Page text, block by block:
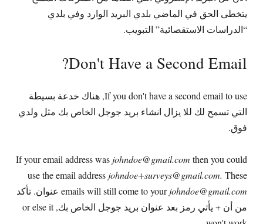
يتخطى الحق في الماضي بلدي البريد الوارد وفي بلدي
“الدراسات الاستقصائية” التبويب.
Don't Have a Second Email
?
If you don't have a second email to use, هناك خدعة بسيطة
التي تسمح لك للا يزال انشاء بريد جوجل الخاص بك مثل ولدي
فوق.
If your email address was johndoe@gmail.com then you could
use the email address johndoe+surveys@gmail.com. These
emails will still come to your johndoe@gmail.com
عنوان. تأكد
من أن + يأتي رمز بعد عنوان بريد جوجل الخاص بك,or else it